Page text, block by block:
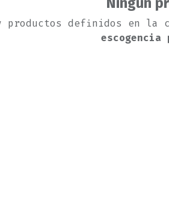
productos definidos en la
escogencia